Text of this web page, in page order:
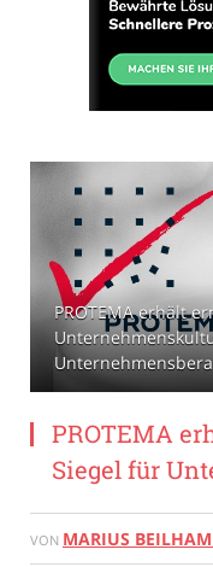
PROTEMA erhält
PROTEMA
Siegel für
VON MARIUS